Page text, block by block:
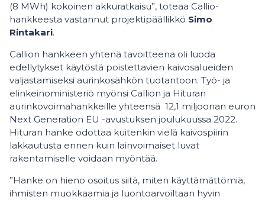
(8 MWh) kokoinen akkuratkaisu”, toteaa Callio-
hankkeesta vastannut projektipäällikkö Simo
Rintakari.
Callion hankkeen yhtenä tavoitteena oli luoda
edellytykset käytöstä poistettavien kaivosalueiden
valjastamiseksi aurinkosähkön tuotantoon. Työ- ja
elinkeinoministeriö myönsi Callion ja Hituran
aurinkovoimahankkeille yhteensä 12,1 miljoonan euron
Next Generation EU -avustuksen joulukuussa 2022.
Hituran hanke odottaa kuitenkin vielä kaivospiirin
lakkautusta ennen kuin lainvoimaiset luvat
rakentamiselle voidaan myöntää.
”Hanke on hieno osoitus siitä, miten käyttämättömiä,
ihmisten muokkaamia ja luontoarvoiltaan hyvin